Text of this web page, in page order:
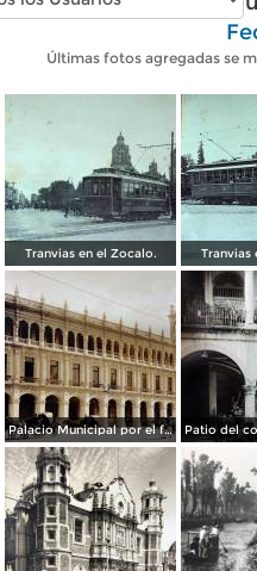
Últimas fotos agregadas se
Tranvias en el Zocalo. Tranvias
Palacio Municipal por el fotografo Hugo Brehme..